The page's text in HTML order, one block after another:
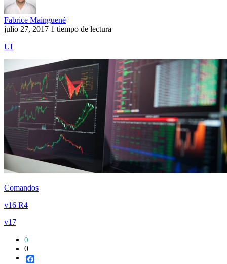
Fabrice Mainguené
julio 27, 2017 1 tiempo de lectura
UI
Comandos
v16 R4
v17
0
0